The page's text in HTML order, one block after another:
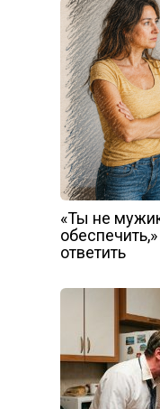
«Ты не
ответить